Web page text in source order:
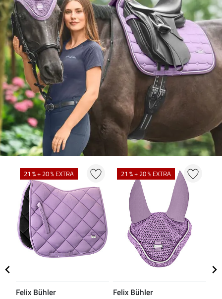
21 % + 20 % EXTRA
Felix Bühler
21 % + 20 % EXTRA
Felix Bühler